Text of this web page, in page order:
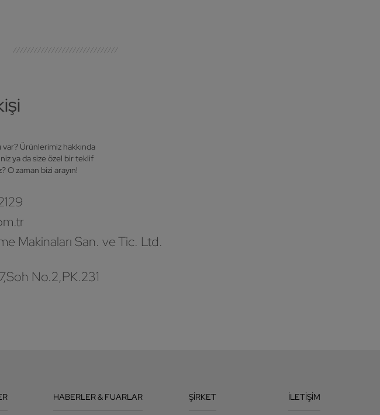
var? Ürünlerimiz hakkında
ya da size özel bir teklif
O zaman bizi arayın!
Makinaları San. ve Tic. Ltd.
No.2,PK.231
HABERLER & FUARLAR ŞIRKET İLETIŞIM